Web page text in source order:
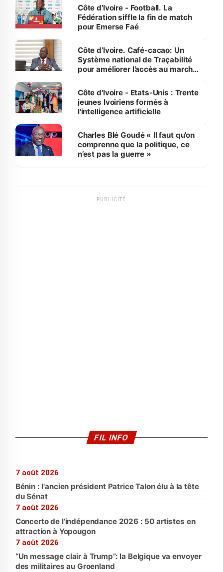
Côte d’Ivoire - Football. La
Fédération siffle la fin de match
pour Emerse Faé
Côte d’Ivoire. Café-cacao: Un
Système national de Traçabilité
pour améliorer l’accès au marché
Côte d'Ivoire - Etats-Unis : Trente
jeunes Ivoiriens formés à
l'intelligence artificielle
Charles Blé Goudé « Il faut qu’on
comprenne que la politique, ce
n’est pas la guerre »
PUBLICITÉ
FIL INFO
7 août 2026
Bénin : l'ancien président Patrice Talon élu à la tête
du Sénat
7 août 2026
Concerto de l’indépendance 2026 : 50 artistes en
attraction à Yopougon
7 août 2026
“Un message clair à Trump”: la Belgique va envoyer
des militaires au Groenland